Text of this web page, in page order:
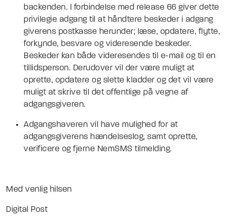
backenden. I forbindelse med release 66 giver dette
privilegie adgang til at håndtere beskeder i adgang
giverens postkasse herunder; læse, opdatere, flytte,
forkynde, besvare og videresende beskeder.
Beskeder kan både videresendes til e-mail og til en
tillidsperson. Derudover vil der være muligt at
oprette, opdatere og slette kladder og det vil være
muligt at skrive til det offentlige på vegne af
adgangsgiveren.
Adgangshaveren vil have mulighed for at
adgangsgiverens hændelseslog, samt oprette,
verificere og fjerne NemSMS tilmelding.
Med venlig hilsen
Digital Post